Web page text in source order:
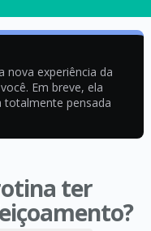
nova experiência da
Em breve, ela
totalmente pensada
ter